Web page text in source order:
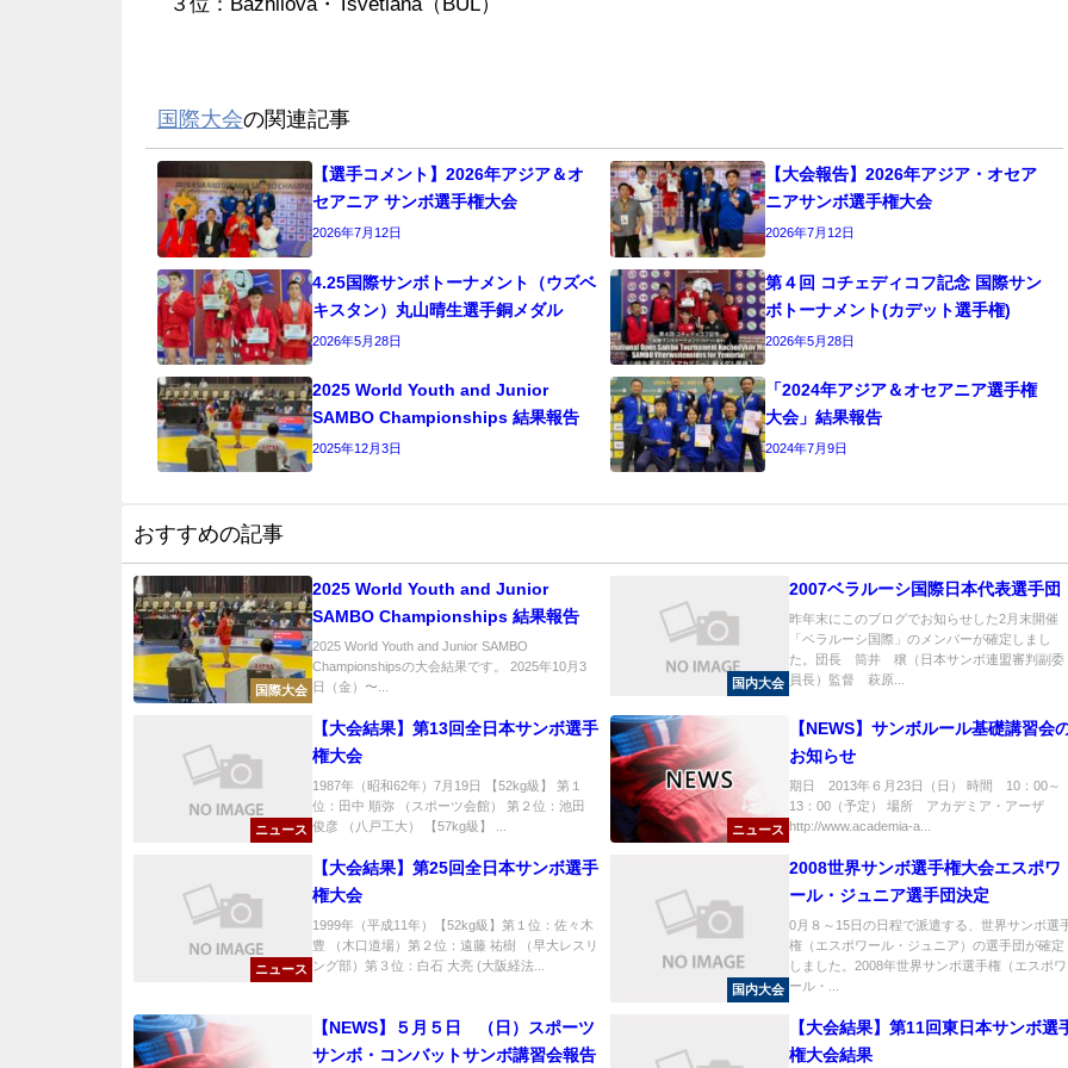
３位：Bazhilova・Tsvetlana（BUL）
国際大会の関連記事
【選手コメント】2026年アジア＆オ
セアニア サンボ選手権大会
2026年7月12日
【大会報告】2026年アジア・オセア
ニアサンボ選手権大会
2026年7月12日
4.25国際サンボトーナメント（ウズベ
キスタン）丸山晴生選手銅メダル
2026年5月28日
第４回 コチェディコフ記念 国際サン
ボトーナメント(カデット選⼿権)
2026年5月28日
2025 World Youth and Junior
SAMBO Championships 結果報告
2025年12月3日
「2024年アジア＆オセアニア選手権
大会」結果報告
2024年7月9日
おすすめの記事
国際大会
2025 World Youth and Junior
SAMBO Championships 結果報告
2025 World Youth and Junior SAMBO
Championshipsの大会結果です。 2025年10月3
日（金）〜...
国内大会
2007ベラルーシ国際日本代表選手団
昨年末にこのブログでお知らせした2月末開催
「ベラルーシ国際」のメンバーが確定しまし
た。団長 筒井 穣（日本サンボ連盟審判副委
員長）監督 萩原...
ニュース
【大会結果】第13回全日本サンボ選手
権大会
1987年（昭和62年）7月19日 【52kg級】 第１
位：田中 順弥 （スポーツ会館） 第２位：池田
俊彦 （八戸工大） 【57kg級】 ...
ニュース
【NEWS】サンボルール基礎講習会
お知らせ
期日 2013年６月23日（日） 時間 10：00～
13：00（予定） 場所 アカデミア・アーザ
http://www.academia-a...
ニュース
【大会結果】第25回全日本サンボ選手
権大会
1999年（平成11年）【52kg級】第１位：佐々木
豊 （木口道場）第２位：遠藤 祐樹 （早大レスリ
ング部）第３位：白石 大亮 (大阪経法...
国内大会
2008世界サンボ選手権大会エスポワ
ール・ジュニア選手団決定
0月８～15日の日程で派遣する、世界サンボ選
権（エスポワール・ジュニア）の選手団が確定
しました。2008年世界サンボ選手権（エスポワ
ール・...
【NEWS】５月５日 （日）スポーツ
サンボ・コンバットサンボ講習会報告
【大会結果】第11回東日本サンボ選
権大会結果